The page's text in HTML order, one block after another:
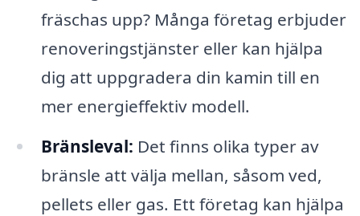
fräschas upp? Många företag erbjuder
renoveringstjänster eller kan hjälpa
dig att uppgradera din kamin till en
mer energieffektiv modell.
Bränsleval: Det finns olika typer av
bränsle att välja mellan, såsom ved,
pellets eller gas. Ett företag kan hjälpa